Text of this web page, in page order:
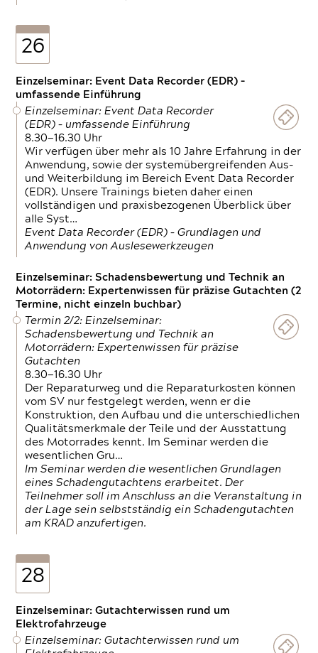
26
Einzelseminar: Event Data Recorder (EDR) –
umfassende Einführung
Einzelseminar: Event Data Recorder
(EDR) – umfassende Einführung
8.30—16.30 Uhr
Wir verfügen über mehr als 10 Jahre Erfahrung in der
Anwendung, sowie der systemübergreifenden Aus-
und Weiterbildung im Bereich Event Data Recorder
(EDR). Unsere Trainings bieten daher einen
vollständigen und praxisbezogenen Überblick über
alle Syst…
Event Data Recorder (EDR) – Grundlagen und
Anwendung von Auslesewerkzeugen
Einzelseminar: Schadensbewertung und Technik an
Motorrädern: Expertenwissen für präzise Gutachten (2
Termine, nicht einzeln buchbar)
Termin 2/2: Einzelseminar:
Schadensbewertung und Technik an
Motorrädern: Expertenwissen für präzise
Gutachten
8.30—16.30 Uhr
Der Reparaturweg und die Reparaturkosten können
vom SV nur festgelegt werden, wenn er die
Konstruktion, den Aufbau und die unterschiedlichen
Qualitätsmerkmale der Teile und der Ausstattung
des Motorrades kennt. Im Seminar werden die
wesentlichen Gru…
Im Seminar werden die wesentlichen Grundlagen
eines Schadengutachtens erarbeitet. Der
Teilnehmer soll im Anschluss an die Veranstaltung in
der Lage sein selbstständig ein Schadengutachten
am KRAD anzufertigen.
28
Einzelseminar: Gutachterwissen rund um
Elektrofahrzeuge
Einzelseminar: Gutachterwissen rund um